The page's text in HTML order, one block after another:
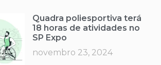
Quadra poliesportiva terá
18 horas de atividades no
SP Expo
novembro 23, 2024